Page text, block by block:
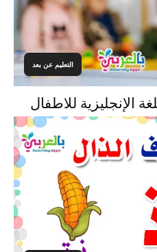
التعليم عن بعد